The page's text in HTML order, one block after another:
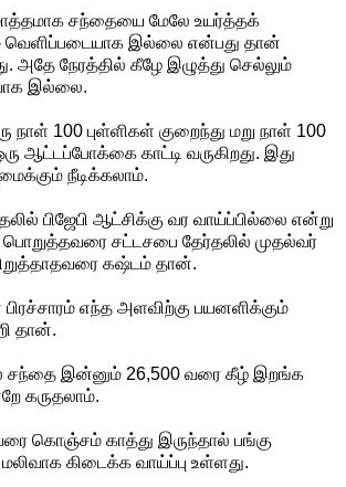
சந்தையை மேலே உயர்த்தக்
வெளிப்படையாக இல்லை என்பது தான்
நேரத்தில் கீழே இழுத்து செல்லும்
இல்லை.
100 புள்ளிகள் குறைந்து மறு நாள் 100
ஆட்டப்போக்கை காட்டி வருகிறது. இது
நீடிக்கலாம்.
பிஜேபி ஆட்சிக்கு வர வாய்ப்பில்லை என்று
பொறுத்தவரை சட்டசபை தேர்தலில் முதல்வர்
கஷ்டம் தான்.
எந்த அளவிற்கு பயனளிக்கும்
தான்.
சந்தை இன்னும் 26,500 வரை கீழ் இறங்க
கருதலாம்.
வரை கொஞ்சம் காத்து இருந்தால் பங்கு
கிடைக்க வாய்ப்பு உள்ளது.